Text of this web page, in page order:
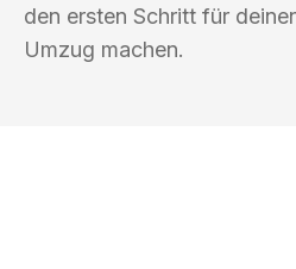
den ersten Schritt für
Umzug machen.